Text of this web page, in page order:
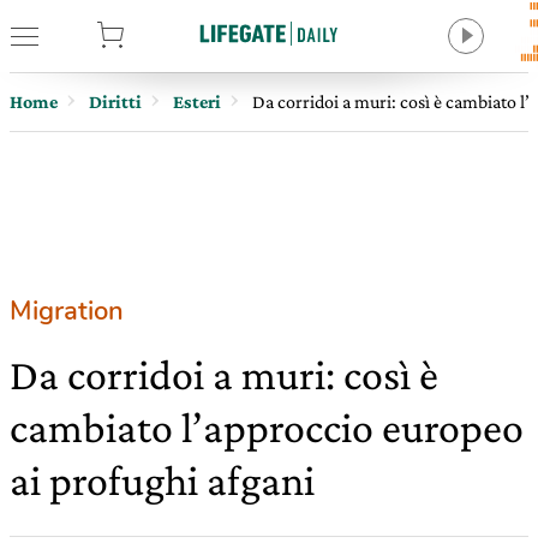
Home Diritti Esteri Da corridoi a muri: così è cambiato
Migration
Da corridoi a muri: così è
cambiato l’approccio europeo
ai profughi afgani